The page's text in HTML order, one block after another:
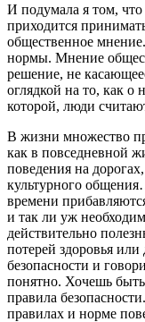
И подумала я том, что
приходится
общественное
нормы. Мнение
решение, не
оглядкой на то, как о
которой, люди
В жизни множество
как в повседневной
поведения на
культурного
времени
и так ли уж
действительно
потерей здоровья
безопасности и
понятно. Хочешь
правила
правилах и норме